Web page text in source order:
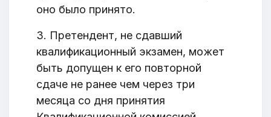
оно было принято.
3. Претендент, не сдавший
квалификационный экзамен, может
быть допущен к его повторной
сдаче не ранее чем через три
месяца со дня принятия